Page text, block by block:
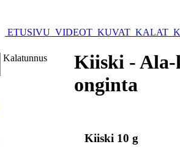
ETUSIVU VIDEOT KUVAT KALAT
Kalatunnus
Kiiski - Ala-
onginta
Kiiski 10 g